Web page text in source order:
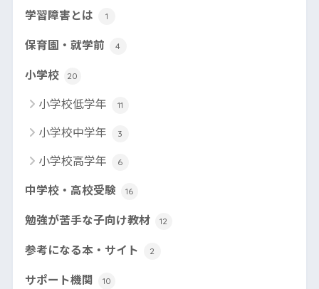
学習障害とは 1
保育園・就学前 4
小学校 20
小学校低学年 11
小学校中学年 3
小学校高学年 6
中学校・高校受験 16
勉強が苦手な子向け教材 12
参考になる本・サイト 2
サポート機関 10